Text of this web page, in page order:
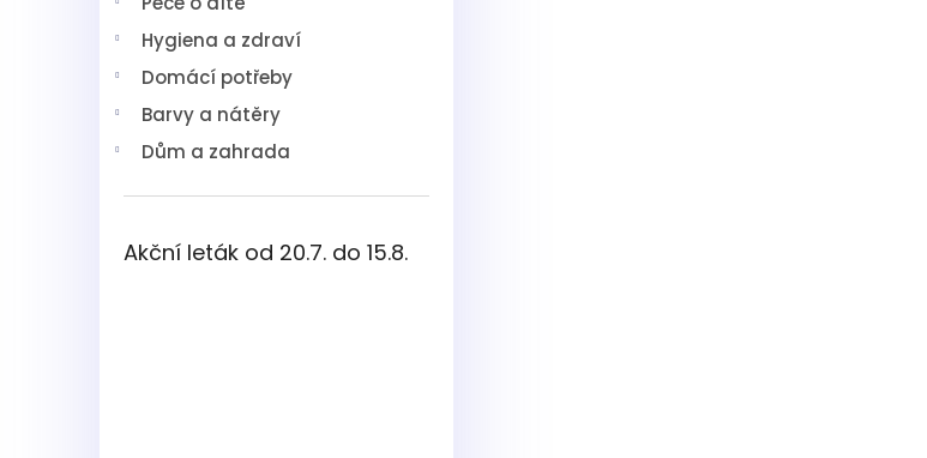
Hygiena a zdraví
Domácí potřeby
Barvy a nátěry
Dům a zahrada
Akční leták od 20.7. do 15.8.